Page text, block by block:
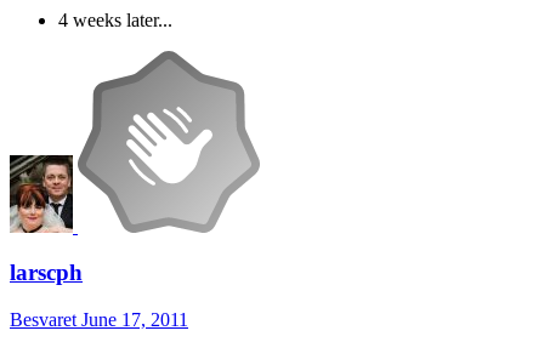
4 weeks later...
larscph
Besvaret June 17, 2011